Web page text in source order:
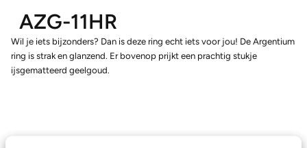
AZG-11HR
Wil je iets bijzonders? Dan is deze ring echt iets voor jou! De Argentium
ring is strak en glanzend. Er bovenop prijkt een prachtig stukje
ijsgematteerd geelgoud.